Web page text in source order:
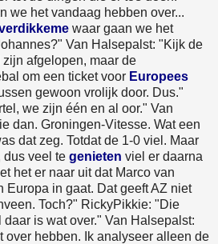
we het vandaag hebben over...
waar gaan we het
Van Halsepalst: "Kijk de
afgelopen, maar de
om een ticket voor Europees
gewoon vrolijk door. Dus."
we zijn één en al oor." Van
dan. Groningen-Vitesse. Wat een
dat zeg. Totdat de 1-0 viel. Maar
dus veel te genieten viel er daarna
het er naar uit dat Marco van
Europa in gaat. Dat geeft AZ niet
Toch?" RickyPikkie: "Die
is wat over." Van Halsepalst:
over hebben. Ik analyseer alleen de